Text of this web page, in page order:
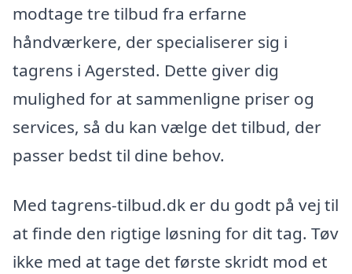
modtage tre tilbud fra erfarne
håndværkere, der specialiserer sig i
tagrens i Agersted. Dette giver dig
mulighed for at sammenligne priser og
services, så du kan vælge det tilbud, der
passer bedst til dine behov.
Med tagrens-tilbud.dk er du godt på vej til
at finde den rigtige løsning for dit tag. Tøv
ikke med at tage det første skridt mod et